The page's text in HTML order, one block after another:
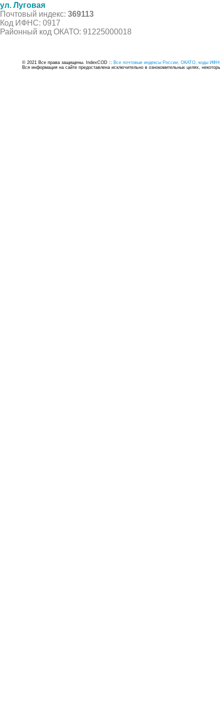
ул. Луговая
Почтовый индекс: 369113
Код ИФНС: 0917
Районный код ОКАТО: 91225000018
© 2021 Все права защищены. IndexCOD :: Все почтовые индексы России, ОКАТО, коды
Вся информация на сайте предоставлена исключительно в ознокомительных целях,